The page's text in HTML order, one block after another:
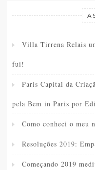
Villa Tirrena Relais
fui!
Paris Capital da
pela Bem in Paris por
Como conheci o meu
Resoluções 2019:
Começando 2019